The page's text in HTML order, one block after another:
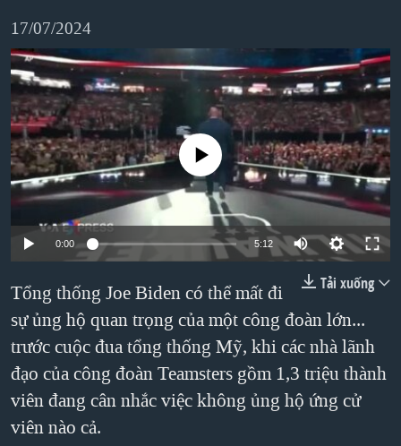
hướng
chính
Đi
tới
"Tìm"
MỤC
TỰ DO BÁO CHÍ
VẠCH TRẦN TIN GIẢ
NGƯỜI VIỆT HẢI NGOẠI
ĐỜI SỐNG
KINH TẾ
KHOA HỌC
SỨC KHOẺ
VĂN HOÁ
THỂ THAO
GIÁO DỤC
CHUYÊN ĐỀ
CHIẾN TRANH THƯƠNG MẠI CỦA MỸ: QUÁ KHỨ VÀ HIỆN
TẠI
HÀNH TRÌNH BẦU CỬ 2024
MỘT NĂM CHIẾN TRANH TẠI DẢI GAZA
GIẢI MÃ VÀNH ĐAI & CON ĐƯỜNG
NGÀY TỊ NẠN THẾ GIỚI
TRỊNH VĨNH BÌNH - NGƯỜI HẠ 'BÊN THẮNG CUỘC'
CHI PHÍ CHIẾN TRANH AFGHANISTAN
CÁC GIÁ TRỊ CỘNG HÒA Ở VIỆT NAM
THƯỢNG ĐỈNH TRUMP-KIM TẠI VIỆT NAM
TRỊNH VĨNH BÌNH VS. CHÍNH PHỦ VIỆT NAM
HỌC TIẾNG ANH
VIDEO
NGHE
MẠNG XÃ HỘI
Ngôn ngữ khác
17/07/2024
No media source currently available
0:00 5:12
Tải xuống
Tổng thống Joe Biden có thể mất đi
sự ủng hộ quan trọng của một công đoàn lớn...
trước cuộc đua tổng thống Mỹ, khi các nhà lãnh
đạo của công đoàn Teamsters gồm 1,3 triệu thành
viên đang cân nhắc việc không ủng hộ ứng cử
viên nào cả.